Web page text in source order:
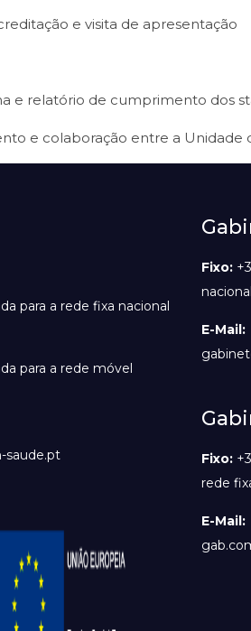
e visita de apresentação
e relatório de cumprimento dos
e colaboração entre a Unidade
para a rede fixa nacional
para a rede móvel
saude.pt
Fixo:
nacional
E-Mail:
Fixo:
rede
E-Mail: